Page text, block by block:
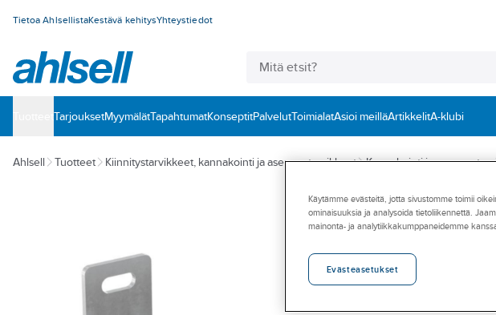
Tietoa AhlsellistaKestävä kehitysYhteystiedot
‎TarjouksetMyymälätTapahtumatKonseptitPalvelutToimialatAsioi meilläArtikkelitA-klubi
Ahlsell Tuotteet Kiinnitystarvikkeet, kannakointi ja asennustarvikkeet Kannakointi ja
Käytämme evästeitä, jotta sivustomme toimii
ominaisuuksia ja analysoida tietoliikennettä.
mainonta- ja analytiikkakumppaneidemme
Evästeasetukset